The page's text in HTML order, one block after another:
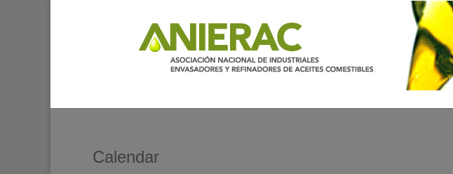
Calendar